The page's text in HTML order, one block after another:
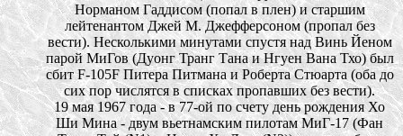
Норманом Гаддисом (попал в плен) и старшим
лейтенантом Джей М. Джефферсоном (пропал без
вести). Несколькими минутами спустя над Винь Йеном
парой МиГов (Дуонг Транг Тана и Нгуен Вана Тхо) был
сбит F-105F Питера Питмана и Роберта Стюарта (оба до
сих пор числятся в списках пропавших без вести).
19 мая 1967 года - в 77-ой по счету день рождения Хо
Ши Мина - двум вьетнамским пилотам МиГ-17 (Фан